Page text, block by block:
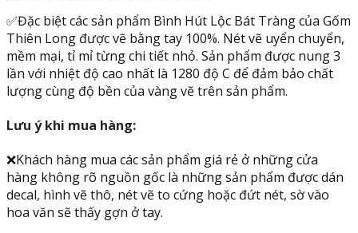
✅Đặc biệt các sản phẩm Bình Hút Lộc Bát Tràng của Gốm
Thiên Long được vẽ bằng tay 100%. Nét vẽ uyển chuyển,
mềm mại, tỉ mỉ từng chi tiết nhỏ. Sản phẩm được nung 3
lần với nhiệt độ cao nhất là 1280 độ C để đảm bảo chất
lượng cùng độ bền của vàng vẽ trên sản phẩm.
Lưu ý khi mua hàng:
❌Khách hàng mua các sản phẩm giá rẻ ở những cửa
hàng không rõ nguồn gốc là những sản phẩm được dán
decal, hình vẽ thô, nét vẽ to cứng hoặc đứt nét, sờ vào
hoa văn sẽ thấy gợn ở tay.